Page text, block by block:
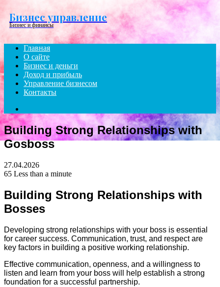
Бизнес управление
Бизнес и финансы
Главная
О сайте
Бизнес и деньги
Доход и прибыль
Управление бизнесом
Контакты
for
Building Strong Relationships with
Gosboss
27.04.2026
65 Less than a minute
Building Strong Relationships with
Bosses
Developing strong relationships with your boss is essential
for career success. Communication, trust, and respect are
key factors in building a positive working relationship.
Effective communication, openness, and a willingness to
listen and learn from your boss will help establish a strong
foundation for a successful partnership.